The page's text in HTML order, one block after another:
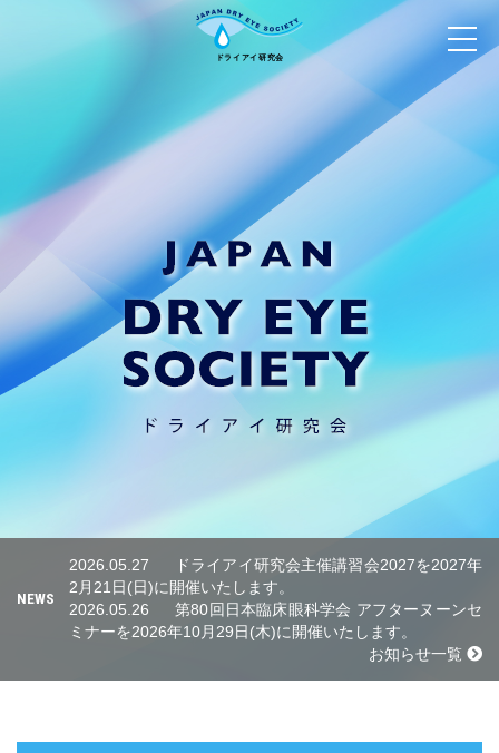
NEWS
2026.05.27
ドライアイ研究会主催講習会2027を2027年
2月21日(日)に開催いたします。
2026.05.26
第80回日本臨床眼科学会 アフターヌーンセ
ミナーを2026年10月29日(木)に開催いたします。
お知らせ一覧